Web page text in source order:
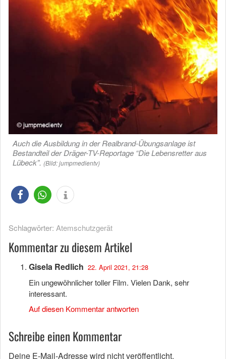
Auch die Ausbildung in der Realbrand-Übungsanlage ist
Bestandteil der Dräger-TV-Reportage “Die Lebensretter aus
Lübeck”. (Bild: jumpmedientv)
Schlagwörter: Atemschutzgerät
Kommentar zu diesem Artikel
Gisela Redlich 22. April 2021, 21:28
Ein ungewöhnlicher toller Film. Vielen Dank, sehr
interessant.
Auf diesen Kommentar antworten
Schreibe einen Kommentar
Deine E-Mail-Adresse wird nicht veröffentlicht.